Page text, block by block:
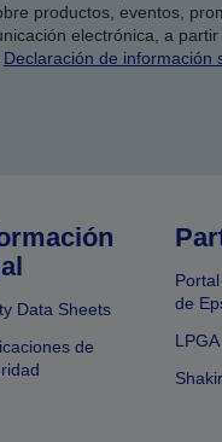
productos, eventos,
electrónica, a
Declaración de información
Data Sheets
de
de
LPGA